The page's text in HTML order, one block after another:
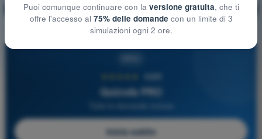
🔒 PRO Spiegazione domanda
4,6/5
Quizvds PRO
Inizia subito
Puoi comunque continuare con la versione gratuita, che ti
offre l'accesso al 75% delle domande con un limite di 3
simulazioni ogni 2 ore.